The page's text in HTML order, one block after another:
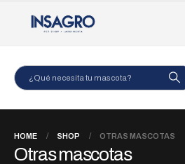
HOME SHOP OTRAS MASCOTAS
Otras mascotas